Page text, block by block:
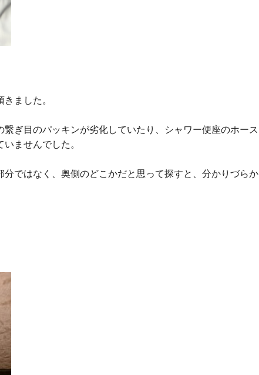
ました。
ぎ目のパッキンが劣化していたり、シャワー便座のホース
ませんでした。
ではなく、奥側のどこかだと思って探すと、分かりづらか